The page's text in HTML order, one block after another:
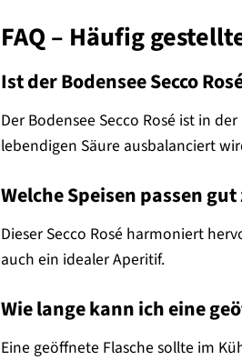
FAQ – Häufig
Ist der Bodensee Secco
Der Bodensee Secco Rosé ist in
lebendigen Säure ausbalanciert
Welche Speisen passen gut
Dieser Secco Rosé harmoniert
auch ein idealer Aperitif.
Wie lange kann ich eine
Eine geöffnete Flasche sollte im